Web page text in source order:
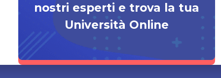
nostri esperti e trova la tua
Università Online